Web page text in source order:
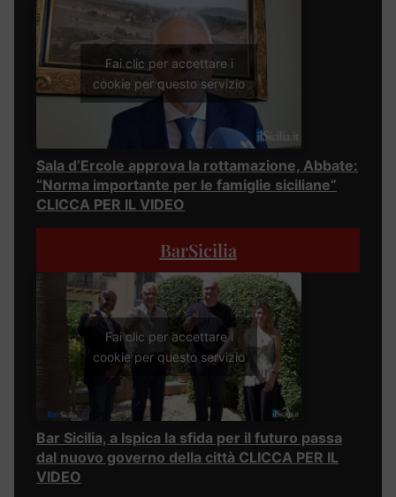
Fai clic per accettare i
cookie per questo servizio
Sala d’Ercole approva la rottamazione, Abbate:
“Norma importante per le famiglie siciliane”
CLICCA PER IL VIDEO
BarSicilia
Fai clic per accettare i
cookie per questo servizio
Bar Sicilia, a Ispica la sfida per il futuro passa
dal nuovo governo della città CLICCA PER IL
VIDEO